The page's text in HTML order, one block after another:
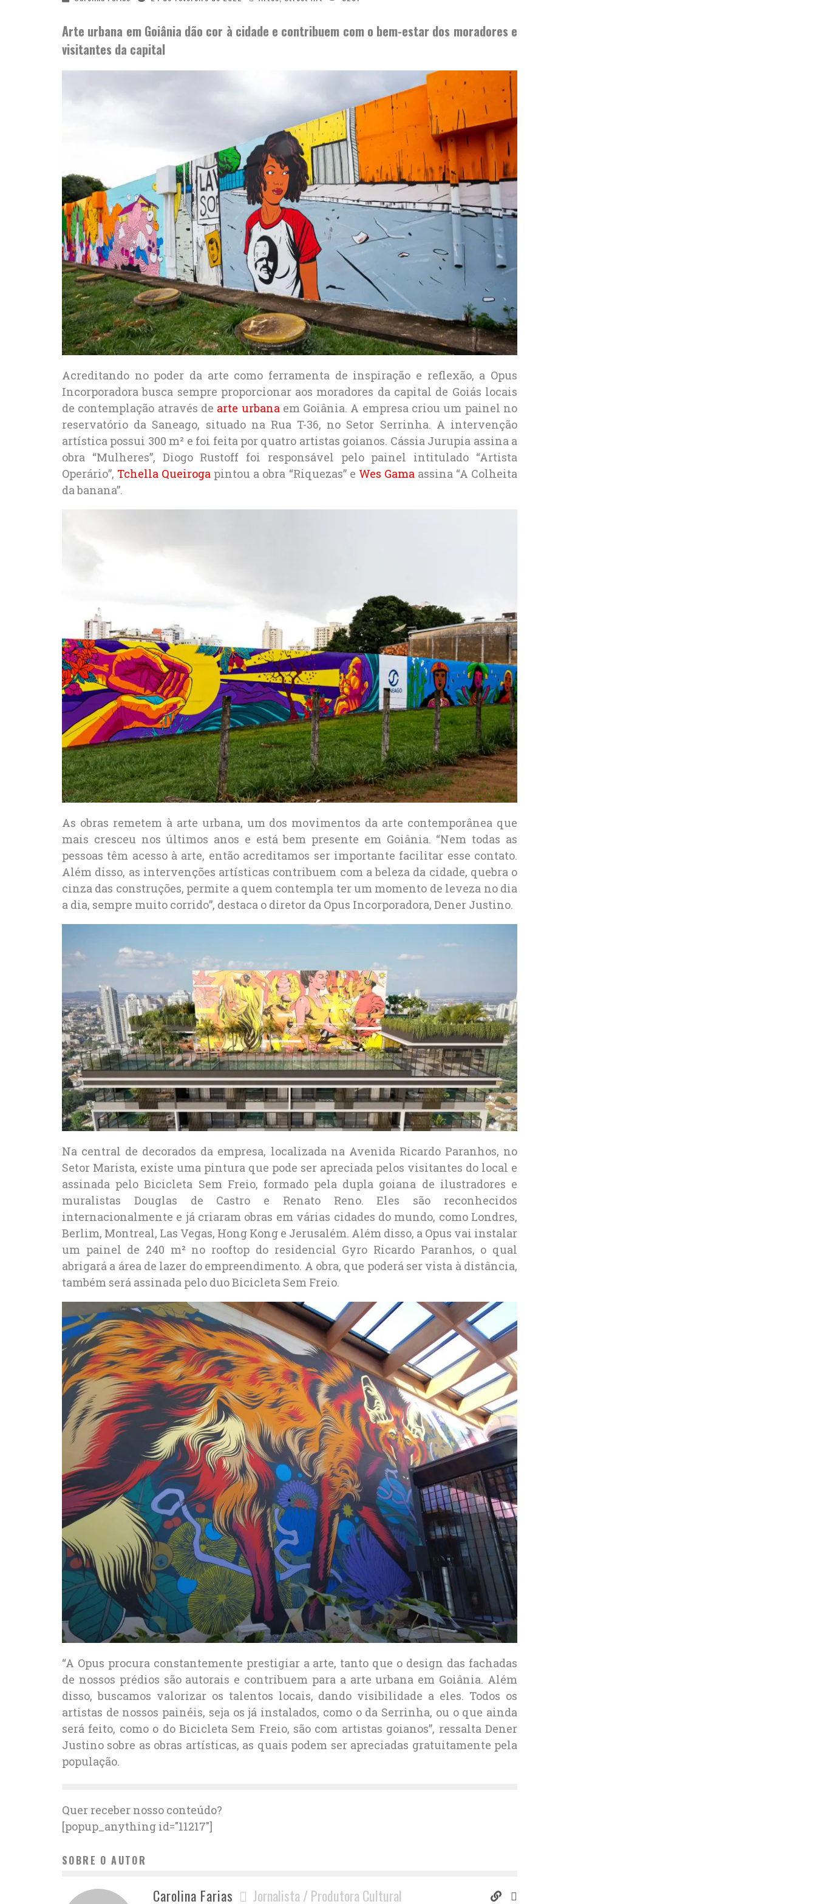
Arte urbana em Goiânia dão cor à cidade e contribuem com o bem-estar dos moradores e
visitantes da capital
Acreditando no poder da arte como ferramenta de inspiração e reflexão, a Opus
Incorporadora busca sempre proporcionar aos moradores da capital de Goiás locais
de contemplação através de arte urbanaem Goiânia. A empresa criou um painel no
reservatório da Saneago, situado na Rua T-36, no Setor Serrinha. A intervenção
artística possui 300 m² e foi feita por quatro artistas goianos. Cássia Jurupia assina a
obra “Mulheres”, Diogo Rustoff foi responsável pelo painel intitulado “Artista
Operário”, Tchella Queiroga pintou a obra “Riquezas” e Wes Gamaassina “A Colheita
da banana”.
As obras remetem à arte urbana, um dos movimentos da arte contemporânea que
mais cresceu nos últimos anos e está bem presente em Goiânia. “Nem todas as
pessoas têm acesso à arte, então acreditamos ser importante facilitar esse contato.
Além disso, as intervenções artísticas contribuem com a beleza da cidade, quebra o
cinza das construções, permite a quem contempla ter um momento de leveza no dia
a dia, sempre muito corrido”, destaca o diretor da Opus Incorporadora, Dener Justino.
Na central de decorados da empresa, localizada na Avenida Ricardo Paranhos, no
Setor Marista, existe uma pintura que pode ser apreciada pelos visitantes do local e
assinada pelo Bicicleta Sem Freio, formado pela dupla goiana de ilustradores e
muralistas Douglas de Castro e Renato Reno. Eles são reconhecidos
internacionalmente e já criaram obras em várias cidades do mundo, como Londres,
Berlim, Montreal, Las Vegas, Hong Kong e Jerusalém. Além disso, a Opus vai instalar
um painel de 240 m² no rooftop do residencial Gyro Ricardo Paranhos, o qual
abrigará a área de lazer do empreendimento. A obra, que poderá ser vista à distância,
também será assinada pelo duo Bicicleta Sem Freio.
“A Opus procura constantemente prestigiar a arte, tanto que o design das fachadas
de nossos prédios são autorais e contribuem para a arte urbana em Goiânia. Além
disso, buscamos valorizar os talentos locais, dando visibilidade a eles. Todos os
artistas de nossos painéis, seja os já instalados, como o da Serrinha, ou o que ainda
será feito, como o do Bicicleta Sem Freio, são com artistas goianos”, ressalta Dener
Justino sobre as obras artísticas, as quais podem ser apreciadas gratuitamente pela
população.
Quer receber nosso conteúdo?
[popup_anything id="11217"]
SOBRE O AUTOR
Carolina Farias Jornalista / Produtora Cultural